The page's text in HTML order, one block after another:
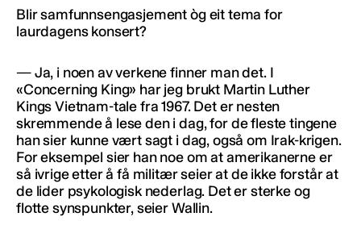
Blir samfunnsengasjement òg eit tema for
laurdagens konsert?
— Ja, i noen av verkene finner man det. I
«Concerning King» har jeg brukt Martin Luther
Kings Vietnam-tale fra 1967. Det er nesten
skremmende å lese den i dag, for de fleste tingene
han sier kunne vært sagt i dag, også om Irak-krigen.
For eksempel sier han noe om at amerikanerne er
så ivrige etter å få militær seier at de ikke forstår at
de lider psykologisk nederlag. Det er sterke og
flotte synspunkter, seier Wallin.